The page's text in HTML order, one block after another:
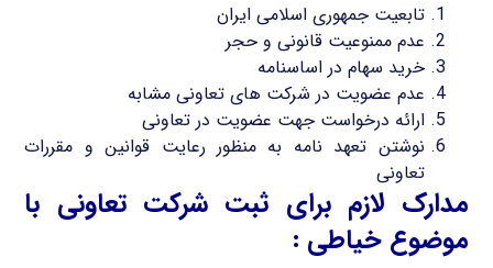
تابعیت جمهوری اسلامی ایران
عدم ممنوعیت قانونی و حجر
خرید سهام در اساسنامه
عدم عضویت در شرکت های تعاونی مشابه
ارائه درخواست جهت عضویت در تعاونی
نوشتن تعهد نامه به منظور رعایت قوانین و مقررات
تعاونی
مدارک لازم برای ثبت شرکت تعاونی با
موضوع خیاطی :